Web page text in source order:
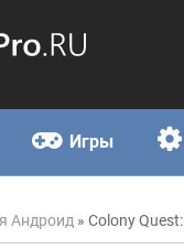
Игры
Андроид » Colony